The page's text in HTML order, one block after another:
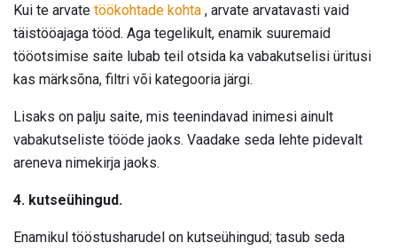
Kui te arvate töökohtade kohta , arvate arvatavasti vaid
täistööajaga tööd. Aga tegelikult, enamik suuremaid
tööotsimise saite lubab teil otsida ka vabakutselisi üritusi
kas märksõna, filtri või kategooria järgi.
Lisaks on palju saite, mis teenindavad inimesi ainult
vabakutseliste tööde jaoks. Vaadake seda lehte pidevalt
areneva nimekirja jaoks.
4. kutseühingud.
Enamikul tööstusharudel on kutseühingud; tasub seda